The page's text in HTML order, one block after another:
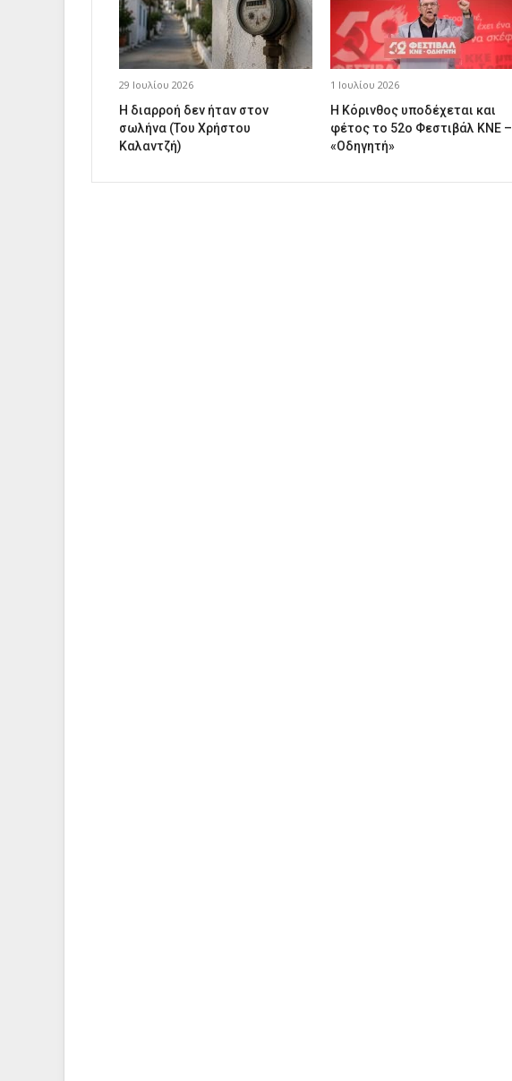
29 Ιουλίου 2026
Η διαρροή δεν ήταν στον
σωλήνα (Του Χρήστου
Καλαντζή)
1 Ιουλίου 2026
Η Κόρινθος υποδέχεται και
φέτος το 52ο Φεστιβάλ ΚΝΕ –
«Οδηγητή»